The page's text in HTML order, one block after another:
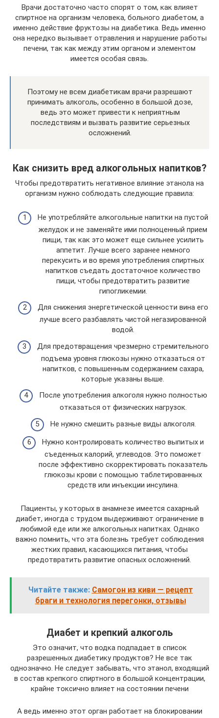
Врачи достаточно часто спорят о том, как влияет
спиртное на организм человека, больного диабетом, а
именно действие фруктозы на диабетика. Ведь именно
она нередко вызывает отравления и нарушение работы
печени, так как между этим органом и элементом
имеется особая связь.
Поэтому не всем диабетикам врачи разрешают
принимать алкоголь, особенно в большой дозе,
ведь это может привести к неприятным
последствиям и вызвать развитие серьезных
осложнений.
Как снизить вред алкогольных напитков?
Чтобы предотвратить негативное влияние этанола на
организм нужно соблюдать следующие правила:
Не употребляйте алкогольные напитки на пустой
желудок и не заменяйте ими полноценный прием
пищи, так как это может еще сильнее усилить
аппетит. Лучше всего заранее немного
перекусить и во время употребления спиртных
напитков съедать достаточное количество
пищи, чтобы предотвратить развитие
гипогликемии.
Для снижения энергетической ценности вина его
лучше всего разбавлять чистой негазированной
водой.
Для предотвращения чрезмерно стремительного
подъема уровня глюкозы нужно отказаться от
напитков, с повышенным содержанием сахара,
которые указаны выше.
После употребления алкоголя нужно полностью
отказаться от физических нагрузок.
Не нужно смешить разные виды алкоголя.
Нужно контролировать количество выпитых и
съеденных калорий, углеводов. Это поможет
после эффективно скорректировать показатель
глюкозы крови с помощью таблетированных
средств или инъекции инсулина.
Пациенты, у которых в анамнезе имеется сахарный
диабет, иногда с трудом выдерживают ограничение в
любимой еде или же алкогольных напитках. Однако
важно помнить, что эта болезнь требует соблюдения
жестких правил, касающихся питания, чтобы
предотвратить развитие опасных осложнений.
Читайте также: Самогон из киви — рецепт
браги и технология перегонки, отзывы
Диабет и крепкий алкоголь
Это означит, что водка подпадает в список
разрешенных диабетику продуктов? Не все так
однозначно. Не следует забывать, что этанол, входящий
в состав крепкого спиртного в большой концентрации,
крайне токсично влияет на состоянии печени
А ведь именно этот орган работает на блокировании